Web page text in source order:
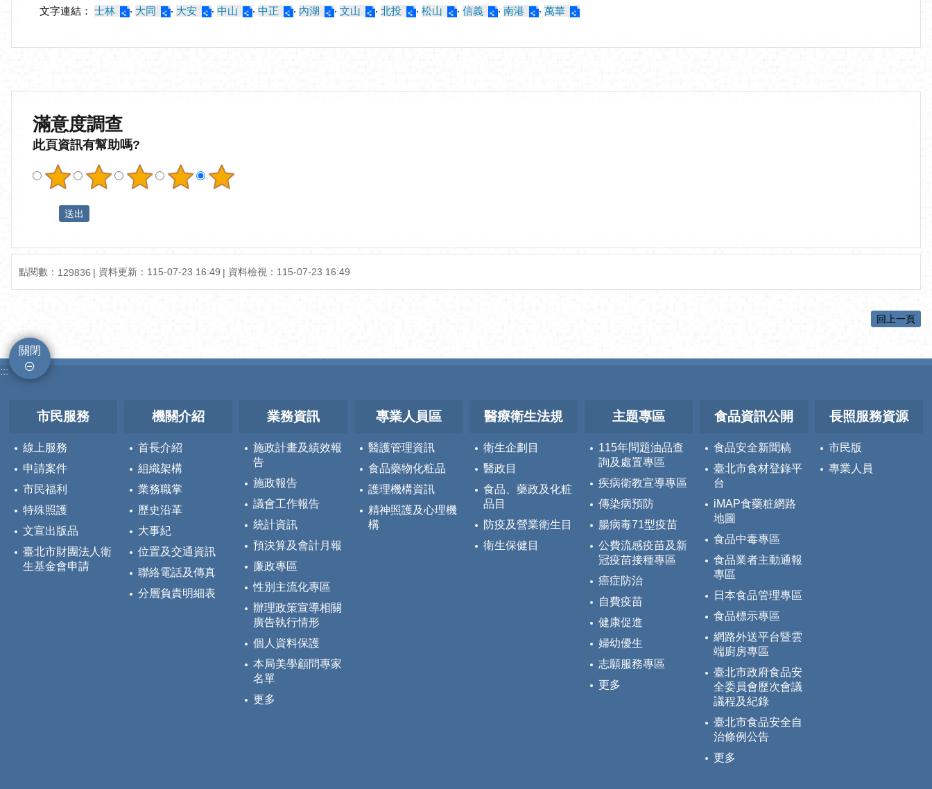
文字連結： 士林 ‧ 大同 ‧ 大安 ‧ 中山 ‧ 中正 ‧ 內湖 ‧ 文山 ‧ 北投 ‧ 松山 ‧ 信義 ‧ 南港 ‧ 萬華
滿意度調查
此頁資訊有幫助嗎?
點閱數： 129836 資料更新： 115-07-23 16:49 資料檢視： 115-07-23 16:49
回上一頁
關閉
:::
市民服務
線上服務
申請案件
市民福利
特殊照護
文宣出版品
臺北市財團法人衛
生基金會申請
機關介紹
首長介紹
組織架構
業務職掌
歷史沿革
大事紀
位置及交通資訊
聯絡電話及傳真
分層負責明細表
業務資訊
施政計畫及績效報
告
施政報告
議會工作報告
統計資訊
預決算及會計月報
廉政專區
性別主流化專區
辦理政策宣導相關
廣告執行情形
個人資料保護
本局美學顧問專家
名單
更多
專業人員區
醫護管理資訊
食品藥物化粧品
護理機構資訊
精神照護及心理機
構
醫療衛生法規
衛生企劃目
醫政目
食品、藥政及化粧
品目
防疫及營業衛生目
衛生保健目
主題專區
115年問題油品查
詢及處置專區
疾病衛教宣導專區
傳染病預防
腸病毒71型疫苗
公費流感疫苗及新
冠疫苗接種專區
癌症防治
自費疫苗
健康促進
婦幼優生
志願服務專區
更多
食品資訊公開
食品安全新聞稿
臺北市食材登錄平
台
iMAP食藥粧網路
地圖
食品中毒專區
食品業者主動通報
專區
日本食品管理專區
食品標示專區
網路外送平台暨雲
端廚房專區
臺北市政府食品安
全委員會歷次會議
議程及紀錄
臺北市食品安全自
治條例公告
更多
長照服務資源
市民版
專業人員